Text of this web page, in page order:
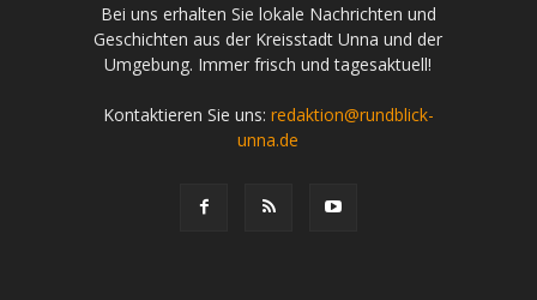
Bei uns erhalten Sie lokale Nachrichten und
Geschichten aus der Kreisstadt Unna und der
Umgebung. Immer frisch und tagesaktuell!
Kontaktieren Sie uns: redaktion@rundblick-
unna.de